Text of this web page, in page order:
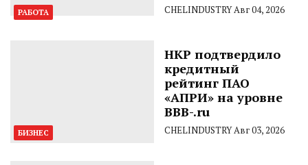
РАБОТА CHELINDUSTRYАвг 04, 2026
БИЗНЕС
НКР подтвердило
кредитный
рейтинг ПАО
«АПРИ» на уровне
BBB-.ru
CHELINDUSTRYАвг 03, 2026